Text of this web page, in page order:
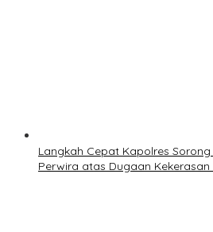
Langkah Cepat Kapolres
Perwira atas Dugaan